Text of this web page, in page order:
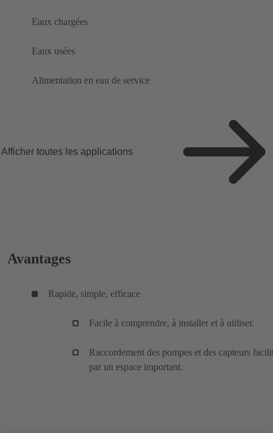
Eaux chargées
Eaux usées
Alimentation en eau de service
Afficher toutes les applications
Avantages
Rapide, simple, efficace
Facile à comprendre, à installer et à utiliser.
Raccordement des pompes et des capteurs
par un espace important.